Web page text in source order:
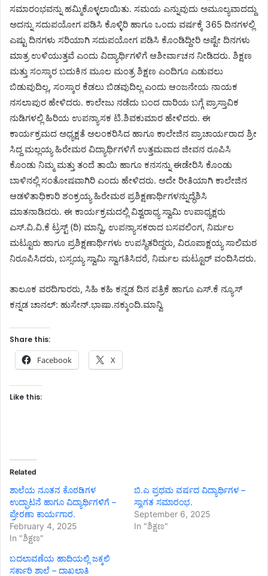
ಸಮಾರಂಭವನ್ನು ಹಮ್ಮಿಕೊಳ್ಳಲಾಯಿತು. ಸಮಯ ಎನ್ನುವುದು ಅಮೂಲ್ಯವಾದದ್ದು
ಅದನ್ನು ಸದುಪಯೋಗ ಪಡಿಸಿ ಕೊಳ್ಳಿರಿ ಹಾಗೂ ಒಂದು ವರ್ಷಕ್ಕೆ 365 ದಿನಗಳಲ್ಲಿ
ಎಷ್ಟು ದಿನಗಳು ಸರಿಯಾಗಿ ಸದುಪಯೋಗ ಪಡಿಸಿ ಕೊಂಡಿದ್ದೀರಿ ಅಷ್ಟೇ ದಿನಗಳು
ಮಾತ್ರ ಉಳಿಯುತ್ತವೆ ಎಂದು ವಿದ್ಯಾರ್ಥಿಗಳಿಗೆ ಆಶೀರ್ವಾಚನ ನೀಡಿದರು. ಶಿಕ್ಷಣ
ಮತ್ತು ಸಂಸ್ಕಾರ ಬದುಕಿನ ಮೂಲ ಮಂತ್ರ ಶಿಕ್ಷಣ ಎಂದಿಗೂ ಎಡುವಲು
ಬಿಡುವುದಿಲ್ಲ, ಸಂಸ್ಕಾರ ಕೆಡಲು ಬಿಡವುದಿಲ್ಲ ಎಂದು ಆಂಜನೇಯ ನಾಯಕ
ನಸಲಾಪುರ ಹೇಳಿದರು. ಕಾಲೇಜು ನಡೆದು ಬಂದ ದಾರಿಯ ಬಗ್ಗೆ ಪ್ರಾಸ್ತಾವಿಕ
ನುಡಿಗಳಲ್ಲಿ ಹಿರಿಯ ಉಪನ್ಯಾಸಕ ಟಿ.ಶಿವಕುಮಾರ ಹೇಳಿದರು. ಈ
ಕಾರ್ಯಕ್ರಮದ ಅಧ್ಯಕ್ಷತೆ ಅಲಂಕರಿಸಿದ ಹಾಗೂ ಕಾಲೇಜಿನ ಪ್ರಾಚಾರ್ಯರಾದ ಶ್ರೀ
ಸಿದ್ದ ಮಲ್ಲಯ್ಯ ಹಿರೇಮಠ ವಿದ್ಯಾರ್ಥಿಗಳಿಗೆ ಉತ್ತಮವಾದ ಜೀವನ ರೂಪಿಸಿ
ಕೊಂಡು ನಿಮ್ಮ ಮತ್ತು ತಂದೆ ತಾಯಿ ಹಾಗೂ ಕನಸನ್ನು ಈಡೇರಿಸಿ ಕೊಂಡು
ಬಾಳಿನಲ್ಲಿ ಸಂತೋಷವಾಗಿರಿ ಎಂದು ಹೇಳಿದರು. ಅದೇ ರೀತಿಯಾಗಿ ಕಾಲೇಜಿನ
ಆಡಳಿತಾಧಿಕಾರಿ ಶಂಕ್ರಯ್ಯ ಹಿರೇಮಠ ಪ್ರಶಿಕ್ಷಣಾರ್ಥಿಗಳನ್ನುದ್ಧೆಶಿಸಿ
ಮಾತನಾಡಿದರು. ಈ ಕಾರ್ಯಕ್ರಮದಲ್ಲಿ ವಿಶ್ವರಾಧ್ಯ ಸ್ವಾಮಿ ಉಪಾಧ್ಯಕ್ಷರು
ಎಸ್.ವಿ.ವಿ.ಕೆ ಟ್ರಸ್ಟ್ (ರಿ) ಮಾನ್ವಿ, ಉಪನ್ಯಾಸಕರಾದ ಬಸವಲಿಂಗ, ನಿರ್ಮಲ
ಮಟ್ಟೂರು ಹಾಗೂ ಪ್ರಶಿಕ್ಷಣಾರ್ಥಿಗಳು ಉಪಸ್ಥಿತರಿದ್ದರು, ವಿರೂಪಾಕ್ಷಯ್ಯ ಸಾಲಿಮಠ
ನಿರೂಪಿಸಿದರು, ಬಸ್ಸಯ್ಯ ಸ್ವಾಮಿ ಸ್ವಾಗತಿಸಿದರೆ, ನಿರ್ಮಲ ಮಟ್ಟೂರ್ ವಂದಿಸಿದರು.
ತಾಲೂಕ ವರದಿಗಾರರು, ಸಿಹಿ ಕಹಿ ಕನ್ನಡ ದಿನ ಪತ್ರಿಕೆ ಹಾಗೂ ಎಸ್.ಕೆ ನ್ಯೂಸ್
ಕನ್ನಡ ಚಾನಲ್: ಹುಸೇನ್.ಭಾಷಾ.ನಕ್ಕುಂದಿ.ಮಾನ್ವಿ
Share this:
Facebook X
Like this:
Related
ಶಾಲೆಯ ನೂತನ ಕೊಠಡಿಗಳ
ಉದ್ಘಾಟನೆ ಹಾಗೂ ವಿದ್ಯಾರ್ಥಿಗಳಿಗೆ –
ಪ್ರೇರಣಾ ಕಾರ್ಯಗಾರ.
February 4, 2025
In "ಶಿಕ್ಷಣ"
ಬಿ.ಎ ಪ್ರಥಮ ವರ್ಷದ ವಿದ್ಯಾರ್ಥಿಗಳ –
ಸ್ವಾಗತ ಸಮಾರಂಭ.
September 6, 2025
In "ಶಿಕ್ಷಣ"
ಬದಲಾವಣೆಯ ಹಾದಿಯಲ್ಲಿ ಜಕ್ಕಲಿ
ಸರ್ಕಾರಿ ಶಾಲೆ – ದಾಖಲಾತಿ